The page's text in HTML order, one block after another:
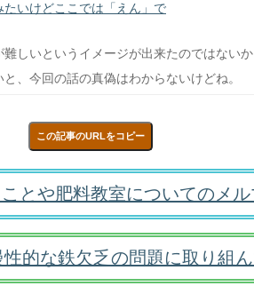
いけどここでは「えん」で
しいというイメージが出来たのではないか
、今回の話の真偽はわからないけどね。
この記事のURLをコピー
とや肥料教室についてのメ
的な鉄欠乏の問題に取り組